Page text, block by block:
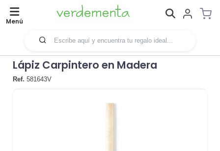
Menú
Lápiz Carpintero en Madera
Ref. 581643V